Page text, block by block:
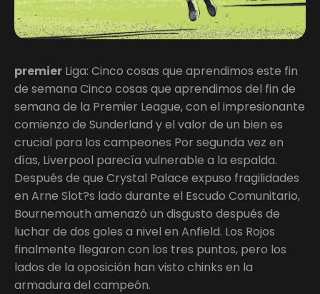
premier Liga: Cinco cosas que aprendimos este fin
de semana Cinco cosas que aprendimos del fin de
semana de la Premier League, con el impresionante
comienzo de Sunderland y el valor de un bien es
crucial para los campeones Por segunda vez en
días, Liverpool parecía vulnerable a la espalda.
Después de que Crystal Palace expuso fragilidades
en Arne Slot?s lado durante el Escudo Comunitario,
Bournemouth amenazó un disgusto después de
luchar de dos goles a nivel en Anfield. Los Rojos
finalmente llegaron con los tres puntos, pero los
lados de la oposición han visto chinks en la
armadura del campeón.